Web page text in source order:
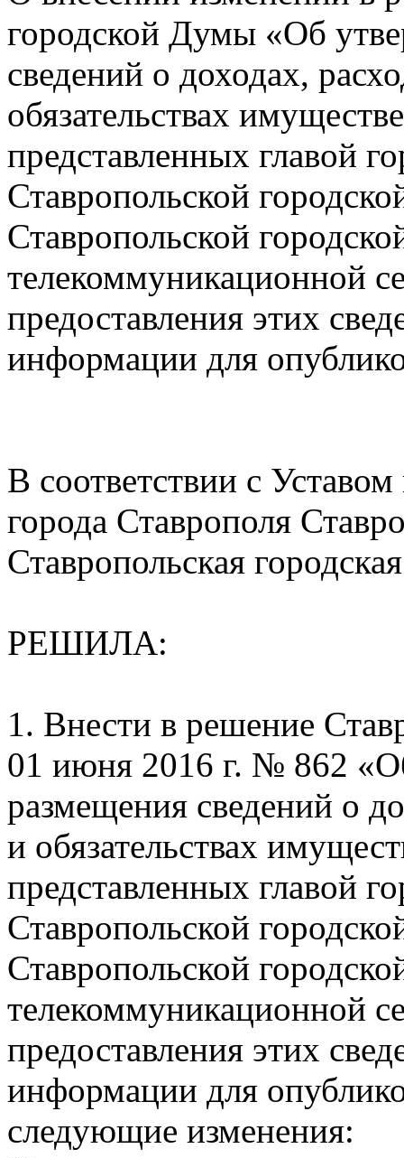
городской Думы «Об
сведений о доходах,
обязательствах
представленных главой
Ставропольской
Ставропольской
телекоммуникационной
предоставления этих
информации для
В соответствии с
города Ставрополя
Ставропольская
РЕШИЛА:
1. Внести в решение
01 июня 2016 г. № 862
размещения сведений о
и обязательствах
представленных главой
Ставропольской
Ставропольской
телекоммуникационной
предоставления этих
информации для
следующие изменения: